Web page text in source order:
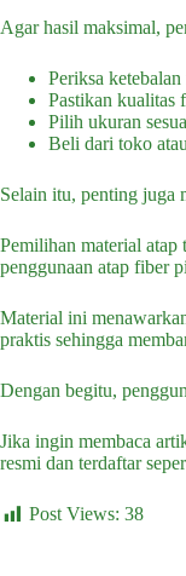
Agar hasil maksimal,
Periksa
Pastikan kualitas
Pilih ukuran
Beli dari toko
Selain itu, penting juga
Pemilihan material atap
penggunaan atap fiber
Material ini
praktis sehingga
Dengan begitu,
Jika ingin membaca
resmi dan terdaftar
Post Views: 38